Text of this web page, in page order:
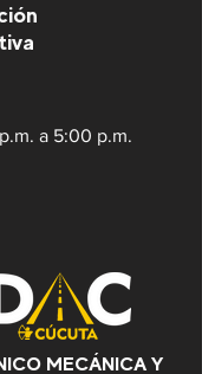
a 5:00 p.m.
MECÁNICA Y